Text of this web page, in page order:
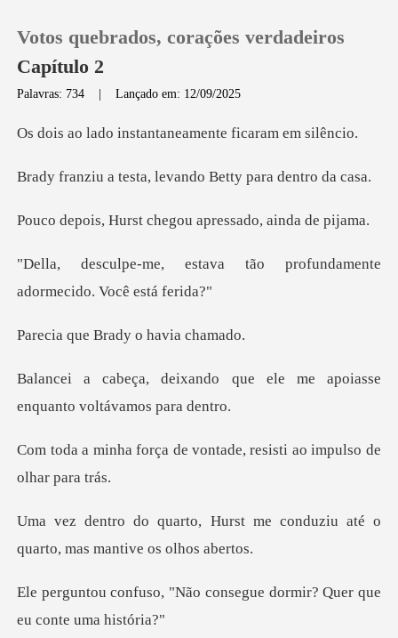
Loja
Histórico
Sair
Baixar App
Votos quebrados, corações verdadeiros
Capítulo 2
Palavras: 734 |Lançado em: 12/09/2025
stantaneamente fic
ta, levando Betty p
t chegou apressado
va tão profundamente
ador
Brady o ha
que ele me apoiasse
enquan
e vontade, resisti ao im
st me conduziu até o
quarto,
ão consegue dormir? Quer